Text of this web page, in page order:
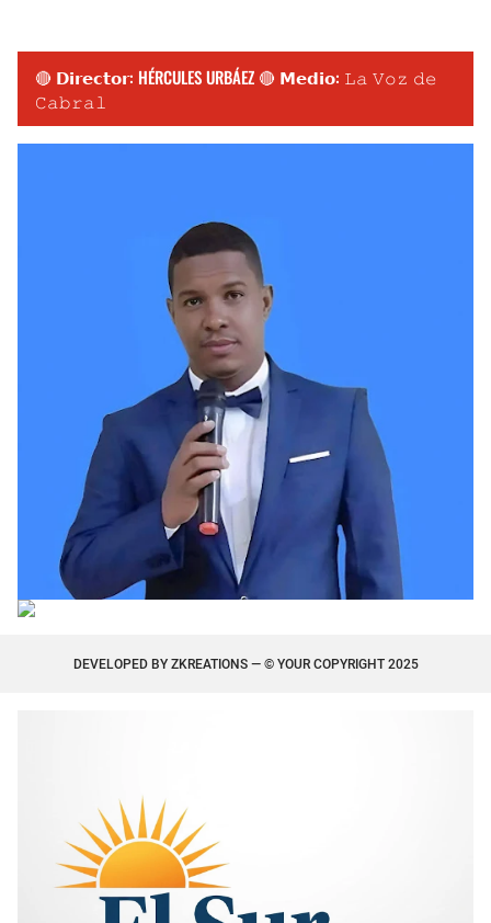
🔴 𝗗𝗶𝗿𝗲𝗰𝘁𝗼𝗿: HÉRCULES URBÁEZ 🔴 𝗠𝗲𝗱𝗶𝗼: 𝙻𝚊 𝚅𝚘𝚣 𝚍𝚎
𝙲𝚊𝚋𝚛𝚊𝚕
DEVELOPED BY ZKREATIONS— © YOUR COPYRIGHT 2025